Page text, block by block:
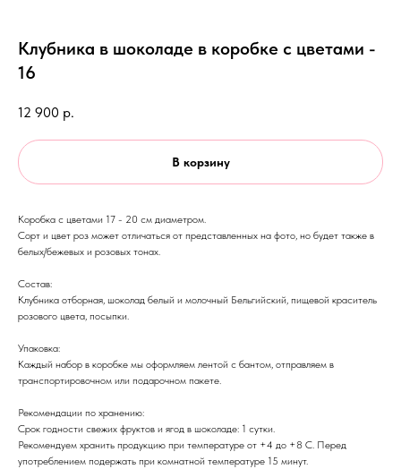
Клубника в шоколаде в коробке с цветами -
16
12 900 р.
В корзину
Коробка с цветами 17 - 20 см диаметром.
Сорт и цвет роз может отличаться от представленных на фото, но будет также в
белых/бежевых и розовых тонах.
Состав:
Клубника отборная, шоколад белый и молочный Бельгийский, пищевой краситель
розового цвета, посыпки.
Упаковка:
Каждый набор в коробке мы оформляем лентой с бантом, отправляем в
транспортировочном или подарочном пакете.
Рекомендации по хранению:
Срок годности свежих фруктов и ягод в шоколаде: 1 сутки.
Рекомендуем хранить продукцию при температуре от +4 до +8 С. Перед
употреблением подержать при комнатной температуре 15 минут.